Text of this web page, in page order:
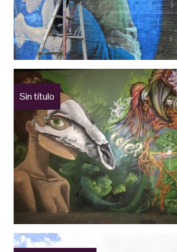
Sin título